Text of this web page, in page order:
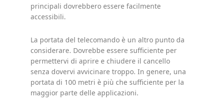
principali dovrebbero essere facilmente
accessibili.
La portata del telecomando è un altro punto da
considerare. Dovrebbe essere sufficiente per
permettervi di aprire e chiudere il cancello
senza dovervi avvicinare troppo. In genere, una
portata di 100 metri è più che sufficiente per la
maggior parte delle applicazioni.